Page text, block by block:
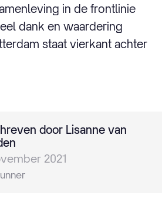
in de frontlinie
dank en waardering
staat vierkant achter
door Lisanne van
2021